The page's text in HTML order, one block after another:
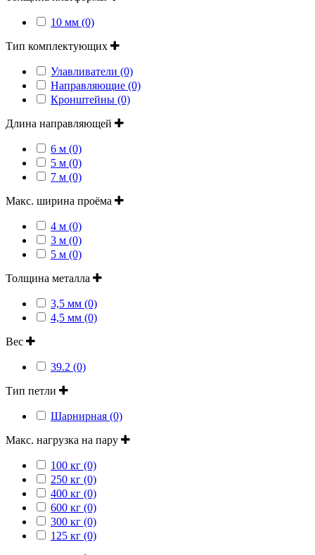
10 мм (0)
Тип комплектующих
Улавливатели (0)
Направляющие (0)
Кронштейны (0)
Длина направляющей
6 м (0)
5 м (0)
7 м (0)
Макс. ширина проёма
4 м (0)
3 м (0)
5 м (0)
Толщина металла
3,5 мм (0)
4,5 мм (0)
Вес
39.2 (0)
Тип петли
Шарнирная (0)
Макс. нагрузка на пару
100 кг (0)
250 кг (0)
400 кг (0)
600 кг (0)
300 кг (0)
125 кг (0)